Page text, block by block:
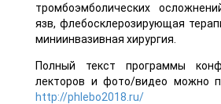
тромбоэмболических
язв, флебосклерозирующая
миниинвазивная хирургия.
Полный текст программы
лекторов и фото/видео можно
http://phlebo2018.ru/